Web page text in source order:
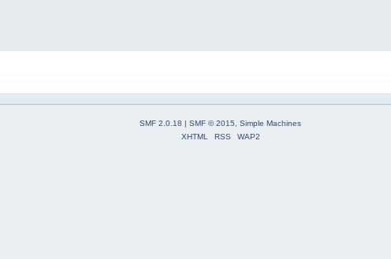
SMF 2.0.18 | SMF © 2015
Simple Machines
XHTML
RSS WAP2